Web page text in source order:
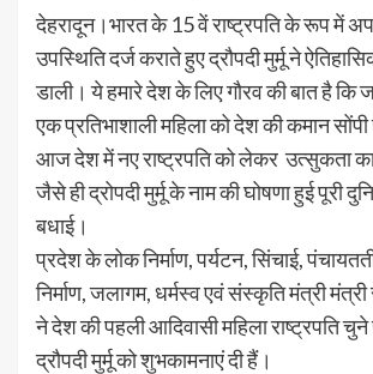
देहरादून।भारत के 15 वें राष्ट्रपति के रूप में
उपस्थिति दर्ज कराते हुए द्रौपदी मुर्मू ने
डाली। ये हमारे देश के लिए गौरव की बात है कि
एक प्रतिभाशाली महिला को देश की कमान सोंपी
आज देश में नए राष्ट्रपति को लेकर उत्सुकता का
जैसे ही द्रोपदी मुर्मू के नाम की घोषणा हुई पूरी
बधाई।
प्रदेश के लोक निर्माण, पर्यटन, सिंचाई,
निर्माण, जलागम, धर्मस्व एवं संस्कृति मंत्री
ने देश की पहली आदिवासी महिला राष्ट्रपति
द्रौपदी मुर्मू को शुभकामनाएं दी हैं।